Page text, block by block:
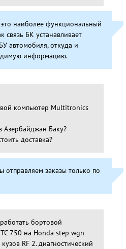
наиболее функциональный
связь БК устанавливает
автомобиля, откуда и
информацию.
компьютер Multitronics
Азербайджан Баку?
доставка?
заказы только по
бортовой
750 на Honda step wgn
RF 2. диагностический